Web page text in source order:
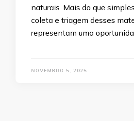
naturais. Mais do que
coleta e triagem desses
representam uma
NOVEMBRO 5, 2025